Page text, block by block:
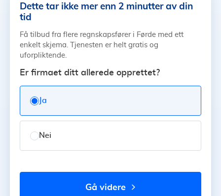
Dette tar ikke mer enn 2 minutter av din
tid
Få tilbud fra flere regnskapsfører i Førde med ett
enkelt skjema. Tjenesten er helt gratis og
uforpliktende.
Er firmaet ditt allerede opprettet?
Ja
Nei
gå videre